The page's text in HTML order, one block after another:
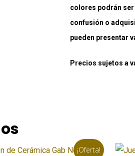
colores podrán
confusión o
pueden presentar
Precios sujetos a
¡Oferta!